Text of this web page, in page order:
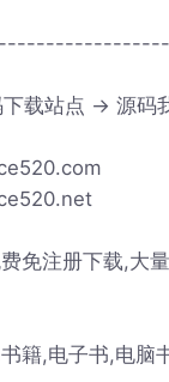
载站点 -> 源码
免注册下载,大
籍,电子书,电脑